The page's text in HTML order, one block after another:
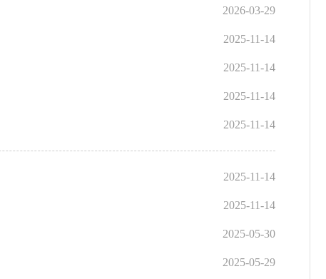
2026-03-29
2025-11-14
2025-11-14
2025-11-14
2025-11-14
2025-11-14
2025-11-14
2025-05-30
2025-05-29